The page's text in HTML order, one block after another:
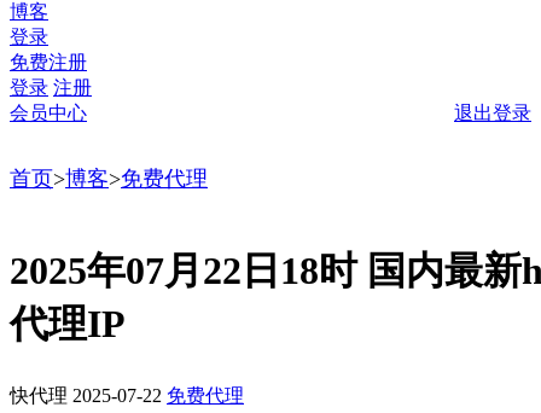
博客
登录
免费注册
登录 注册
会员中心
退出登录
首页>博客>免费代理
2025年07月22日18时 国内最
代理IP
快代理 2025-07-22 免费代理